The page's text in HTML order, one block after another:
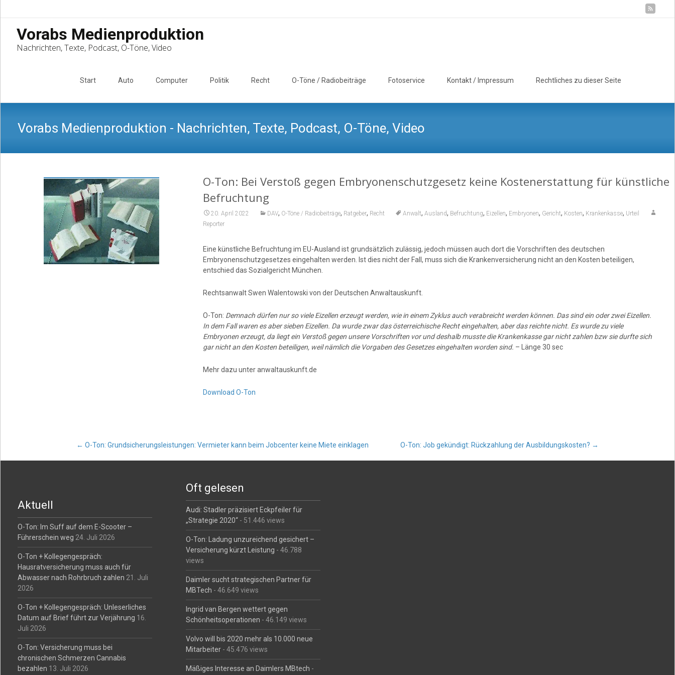
Vorabs Medienproduktion
Nachrichten, Texte, Podcast, O-Töne, Video
Start Auto Computer Politik Recht O-Töne / Radiobeiträge Fotoservice Kontakt / Impressum Rechtliches zu dieser Seite
Vorabs Medienproduktion - Nachrichten, Texte, Podcast, O-Töne, Video
O-Ton: Bei Verstoß gegen Embryonenschutzgesetz keine Kostenerstattung für künstliche
Befruchtung
20. April 2022 DAV, O-Töne / Radiobeiträge, Ratgeber, Recht Anwalt, Ausland, Befruchtung, Eizellen, Embryonen, Gericht, Kosten, Krankenkasse, Urteil
Reporter
Eine künstliche Befruchtung im EU-Ausland ist grundsätzlich zulässig, jedoch müssen auch dort die Vorschriften des deutschen
Embryonenschutzgesetzes eingehalten werden. Ist dies nicht der Fall, muss sich die Krankenversicherung nicht an den Kosten beteiligen,
entschied das Sozialgericht München.
Rechtsanwalt Swen Walentowski von der Deutschen Anwaltauskunft.
O-Ton: Demnach dürfen nur so viele Eizellen erzeugt werden, wie in einem Zyklus auch verabreicht werden können. Das sind ein oder zwei Eizellen.
In dem Fall waren es aber sieben Eizellen. Da wurde zwar das österreichische Recht eingehalten, aber das reichte nicht. Es wurde zu viele
Embryonen erzeugt, da liegt ein Verstoß gegen unsere Vorschriften vor und deshalb musste die Krankenkasse gar nicht zahlen bzw sie durfte sich
gar nicht an den Kosten beteiligen, weil nämlich die Vorgaben des Gesetzes eingehalten worden sind. – Länge 30 sec
Mehr dazu unter anwaltauskunft.de
Download O-Ton
Post
← O-Ton: Grundsicherungsleistungen: Vermieter kann beim Jobcenter keine Miete einklagen O-Ton: Job gekündigt: Rückzahlung der Ausbildungskosten? →
Aktuell
O-Ton: Im Suff auf dem E-Scooter –
Führerschein weg 24. Juli 2026
O-Ton + Kollegengespräch:
Hausratversicherung muss auch für
Abwasser nach Rohrbruch zahlen 21. Juli
2026
O-Ton + Kollegengespräch: Unleserliches
Datum auf Brief führt zur Verjährung 16.
Juli 2026
O-Ton: Versicherung muss bei
chronischen Schmerzen Cannabis
bezahlen 13. Juli 2026
Oft gelesen
Audi: Stadler präzisiert Eckpfeiler für
„Strategie 2020“ - 51.446 views
O-Ton: Ladung unzureichend gesichert –
Versicherung kürzt Leistung - 46.788
views
Daimler sucht strategischen Partner für
MBTech - 46.649 views
Ingrid van Bergen wettert gegen
Schönheitsoperationen - 46.149 views
Volvo will bis 2020 mehr als 10.000 neue
Mitarbeiter - 45.476 views
Mäßiges Interesse an Daimlers MBtech -